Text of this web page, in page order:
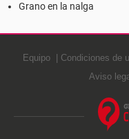
Grano en la nalga
Equipo Condiciones de
Aviso